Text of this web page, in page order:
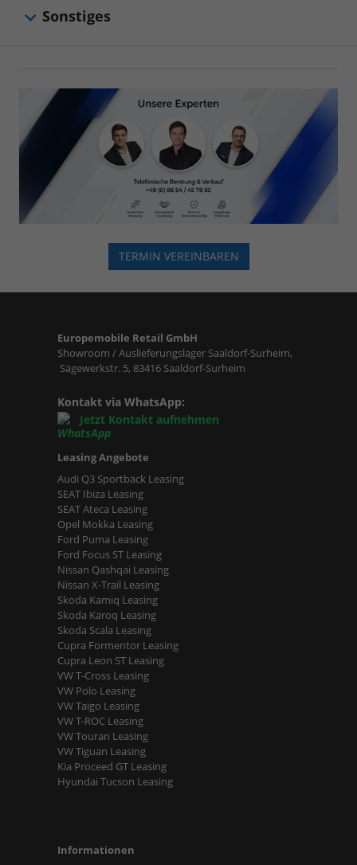
Sonstiges
TERMIN VEREINBAREN
Europemobile Retail GmbH
Showroom / Auslieferungslager Saaldorf-Surheim,
Sägewerkstr. 5, 83416 Saaldorf-Surheim
Kontakt via WhatsApp:
Jetzt Kontakt aufnehmen
Leasing Angebote
Audi Q3 Sportback Leasing
SEAT Ibiza Leasing
SEAT Ateca Leasing
Opel Mokka Leasing
Ford Puma Leasing
Ford Focus ST Leasing
Nissan Qashqai Leasing
Nissan X-Trail Leasing
Skoda Kamiq Leasing
Skoda Karoq Leasing
Skoda Scala Leasing
Cupra Formentor Leasing
Cupra Leon ST Leasing
VW T-Cross Leasing
VW Polo Leasing
VW Taigo Leasing
VW T-ROC Leasing
VW Touran Leasing
VW Tiguan Leasing
Kia Proceed GT Leasing
Hyundai Tucson Leasing
Informationen